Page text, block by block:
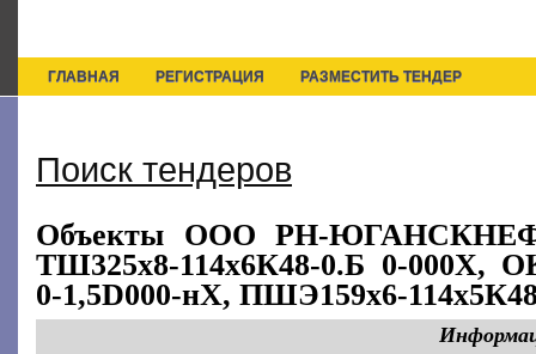
ГЛАВНАЯ РЕГИСТРАЦИЯ РАЗМЕСТИТЬ ТЕНДЕР
Поиск тендеров
Объекты ООО РН-
ТШ325х8-114х6К48-0.Б 0-000Х,
0-1,5D000-нХ, ПШЭ159х6-